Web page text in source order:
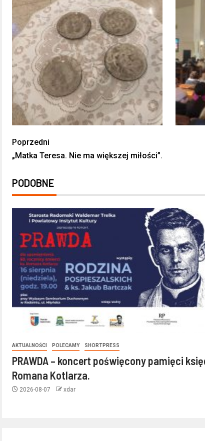
Poprzedni
„Matka Teresa. Nie ma większej miłości”.
PODOBNE
AKTUALNOŚCI POLECAMY SHORTPRESS
PRAWDA – koncert poświęcony pamięci
Romana Kotlarza.
2026-08-07 xdar